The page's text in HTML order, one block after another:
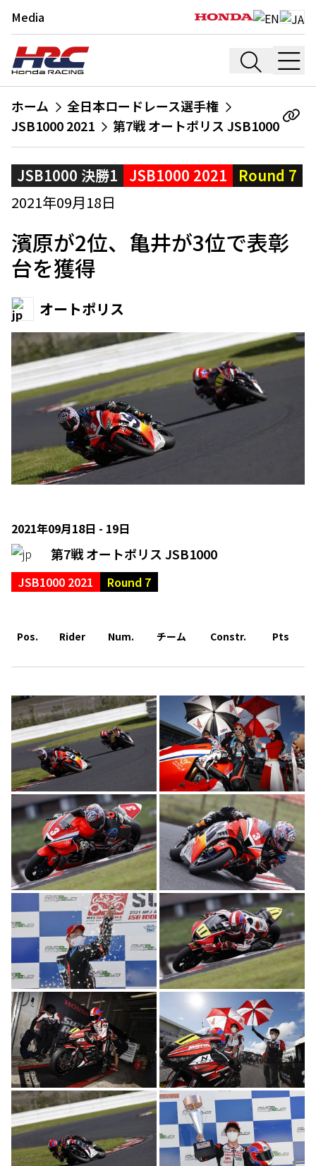
Media
ホーム
全日本ロードレース選手権
JSB1000 2021
第7戦 オートポリス JSB1000
JSB1000 決勝1 JSB1000 2021
Round 7
2021年09月18日
濱原が2位、亀井が3位で表彰
台を獲得
オートポリス
2021年09月18日 - 19日
第7戦 オートポリス JSB1000
JSB1000 2021 Round 7
Pos. Rider Num. チーム Constr. Pts